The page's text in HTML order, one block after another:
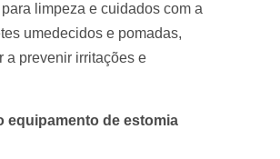
limpeza e cuidados com a
umedecidos e pomadas,
a prevenir irritações e
equipamento de estomia